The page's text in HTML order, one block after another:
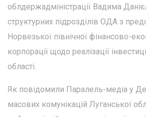
облдержадміністрації Вадима
структурних підрозділів ОДА з
Норвезької північної фінансово-
корпорації щодо реалізації
області.
Як повідомили Паралель-медіа у
масових комунікацій Луганської